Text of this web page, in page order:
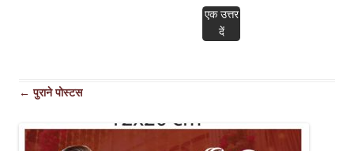
एक उत्तर
दें
पोस्ट
← पुराने पोस्टस